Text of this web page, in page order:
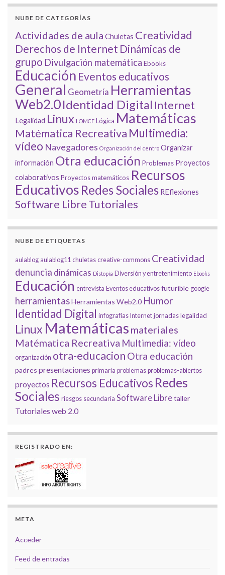
NUBE DE CATEGORÍAS
Actividades de aula Chuletas Creatividad
Derechos de Internet Dinámicas de
grupo Divulgación matemática Ebooks
Educación Eventos educativos
General Geometría Herramientas
Web2.0Identidad Digital Internet
Legalidad Linux LOMCE Lógica Matemáticas
Matématica Recreativa Multimedia:
vídeo Navegadores Organización del centro Organizar
información Otra educación Problemas Proyectos
colaborativos Proyectos matemáticos Recursos
Educativos Redes Sociales REflexiones
Software LibreTutoriales
NUBE DE ETIQUETAS
aulablog aulablog11 chuletas creative-commons Creatividad
denuncia dinámicas Distopía Diversión y entretenimiento Ebooks
Educación entrevista Eventos educativos futurible google
herramientasHerramientas Web2.0 Humor
Identidad Digital infografías Internet jornadas legalidad
Linux Matemáticas materiales
Matématica Recreativa Multimedia: vídeo
organización otra-educacion Otra educación
padres presentaciones primaria problemas problemas-abiertos
proyectos Recursos Educativos Redes
Sociales riesgos secundaria Software Libretaller
Tutoriales web 2.0
REGISTRADO EN:
META
Acceder
Feed de entradas